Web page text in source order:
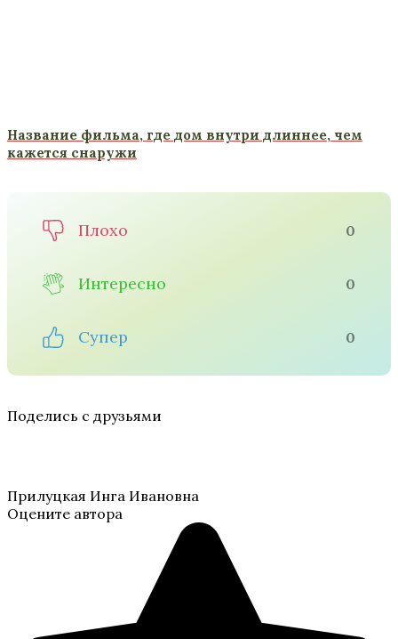
Название фильма, где дом внутри длиннее, чем
кажется снаружи
Плохо 0
Интересно 0
Супер 0
Поделись с друзьями
Прилуцкая Инга Ивановна
Оцените автора